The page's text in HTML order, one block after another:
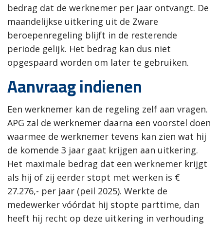
bedrag dat de werknemer per jaar ontvangt. De
maandelijkse uitkering uit de Zware
beroepenregeling blijft in de resterende
periode gelijk. Het bedrag kan dus niet
opgespaard worden om later te gebruiken.
Aanvraag indienen
Een werknemer kan de regeling zelf aan vragen.
APG zal de werknemer daarna een voorstel doen
waarmee de werknemer tevens kan zien wat hij
de komende 3 jaar gaat krijgen aan uitkering.
Het maximale bedrag dat een werknemer krijgt
als hij of zij eerder stopt met werken is €
27.276,- per jaar (peil 2025). Werkte de
medewerker vóórdat hij stopte parttime, dan
heeft hij recht op deze uitkering in verhouding